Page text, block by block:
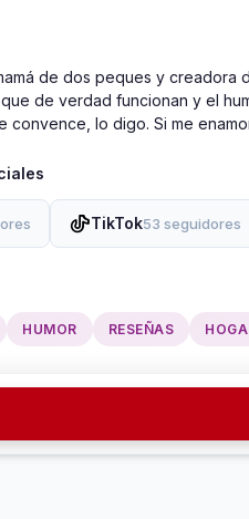
de dos peques y
de verdad funcionan y el
convence, lo digo. Si me
TikTok53 seguidores
HUMOR RESEÑAS